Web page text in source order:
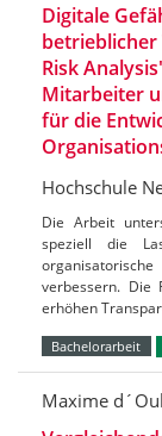
Digitale
Risk
Mitarbeiter
für die
Hochschule
Die Arbeit
speziell die
verbessern. Die
erhöhen
Bachelorarbeit
Maxime